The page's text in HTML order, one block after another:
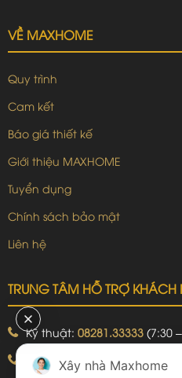
VỀ MAXHOME
Quy trình
Cam kết
Báo giá thiết kế
Giới thiệu MAXHOME
Tuyển dụng
Chính sách bảo mật
Liên hệ
TRUNG TÂM HỖ TRỢ
Kỹ thuật: 08281.33333 (7:30
Khiếu nại: 09240.99999 (7:30
Xây nhà Maxhome